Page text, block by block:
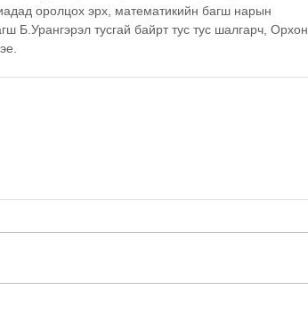
оролцох эрх, математикийн багш нарын
Б.Урангэрэл тусгай байрт тус тус шалгарч, Орхон